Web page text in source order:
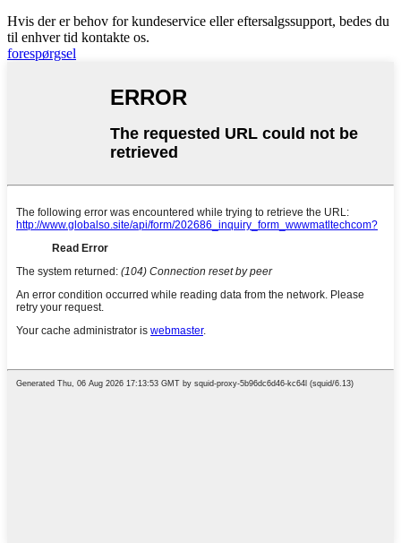
Hvis der er behov for kundeservice eller eftersalgssupport, bedes du
til enhver tid kontakte os.
forespørgsel